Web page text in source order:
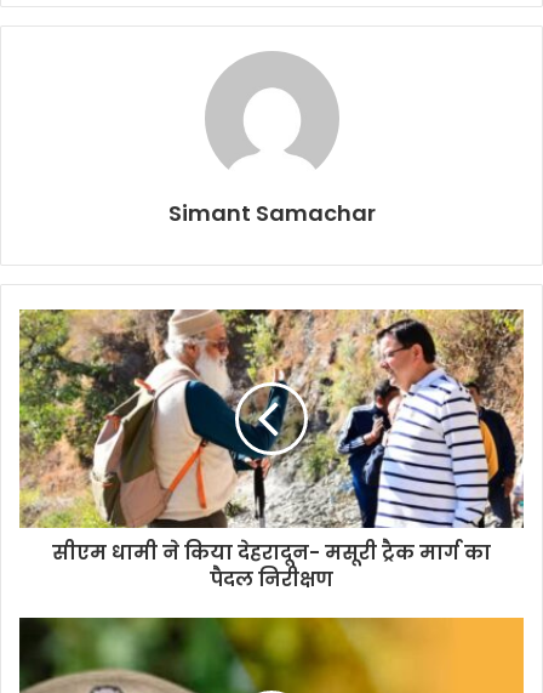
Simant Samachar
सीएम धामी ने किया देहरादून- मसूरी ट्रैक मार्ग का
पैदल निरीक्षण